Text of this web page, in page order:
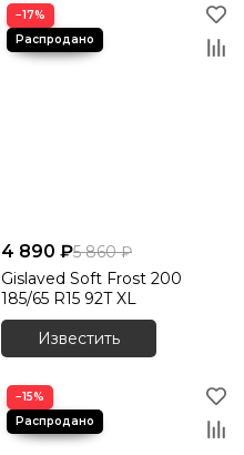
−17%
4 890 ₽5 860 ₽
Gislaved Soft Frost 200
185/65 R15 92T XL
Известить
−15%